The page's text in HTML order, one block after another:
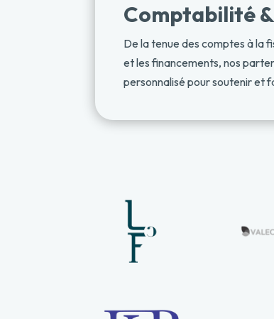
Comptabilité
De la tenue des comptes à la
et les financements, nos
personnalisé pour soutenir et